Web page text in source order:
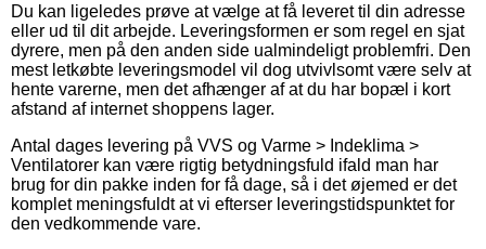
Du kan ligeledes prøve at vælge at få leveret til din adresse
eller ud til dit arbejde. Leveringsformen er som regel en sjat
dyrere, men på den anden side ualmindeligt problemfri. Den
mest letkøbte leveringsmodel vil dog utvivlsomt være selv at
hente varerne, men det afhænger af at du har bopæl i kort
afstand af internet shoppens lager.
Antal dages levering på VVS og Varme > Indeklima >
Ventilatorer kan være rigtig betydningsfuld ifald man har
brug for din pakke inden for få dage, så i det øjemed er det
komplet meningsfuldt at vi efterser leveringstidspunktet for
den vedkommende vare.